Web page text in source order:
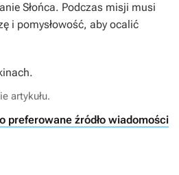
Słońca. Podczas misji musi
i pomysłowość, aby ocalić
artykułu.
preferowane źródło wiadomości